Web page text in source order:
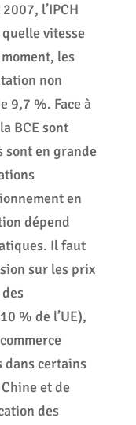
l’IPCH
quelle vitesse
les
non
9,7 %. Face à
BCE sont
sont en grande
en
dépend
Il faut
sur les prix
% de l’UE),
certains
et de
des